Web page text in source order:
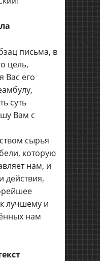
письма, в
цель,
Вас его
суть
Вам с
сырья
которую
нам, и
действия,
лучшему и
нам